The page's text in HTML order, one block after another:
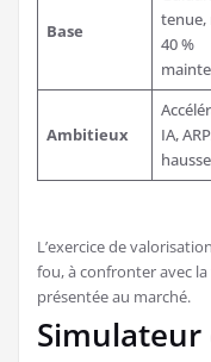
Base
tenue,
40 %
Ambitieux
IA,
hausse
L’exercice de
fou, à confronter avec
présentée au marché.